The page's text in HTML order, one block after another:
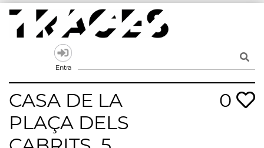
Skip
content
Un mapa de la memòria obert a tothom
Entra
CASA DE LA
PLAÇA DELS
0